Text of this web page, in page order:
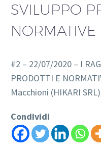
SVILUPPO
#2 – 22/07/2020 – I
PRODOTTI E
Macchioni (HIKARI
Condividi